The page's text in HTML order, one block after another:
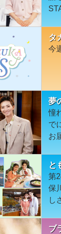
タ
今
夢
憧
で
お
と
第
保
し
ブ